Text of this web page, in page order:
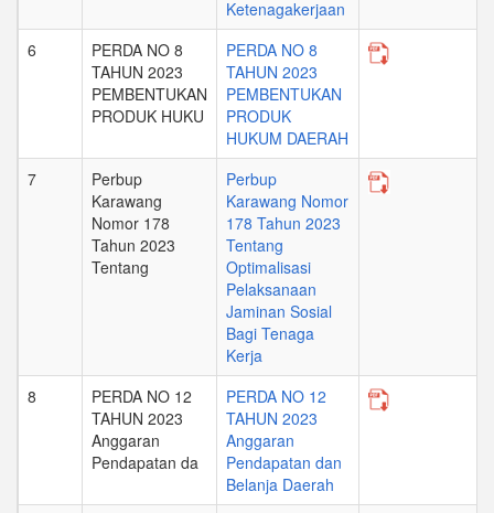
Ketenagakerjaan
6
PERDA NO 8
TAHUN 2023
PEMBENTUKAN
PRODUK HUKU
PERDA NO 8
TAHUN 2023
PEMBENTUKAN
PRODUK
HUKUM DAERAH
7
Perbup
Karawang
Nomor 178
Tahun 2023
Tentang
Perbup
Karawang Nomor
178 Tahun 2023
Tentang
Optimalisasi
Pelaksanaan
Jaminan Sosial
Bagi Tenaga
Kerja
8
PERDA NO 12
TAHUN 2023
Anggaran
Pendapatan da
PERDA NO 12
TAHUN 2023
Anggaran
Pendapatan dan
Belanja Daerah